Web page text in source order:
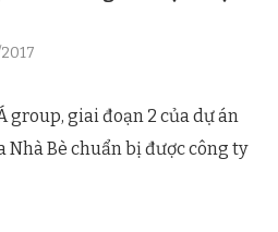
group, giai đoạn 2 của dự án
Bè chuẩn bị được công ty